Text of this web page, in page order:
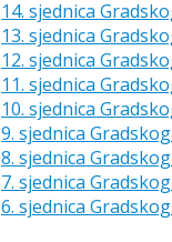
14. sjednica
13. sjednica
12. sjednica
11. sjednica
10. sjednica
9. sjednica
8. sjednica
7. sjednica
6. sjednica